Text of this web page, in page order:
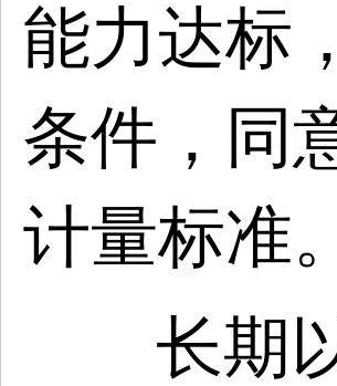
能力达标
条件，同
计量标准。
长期